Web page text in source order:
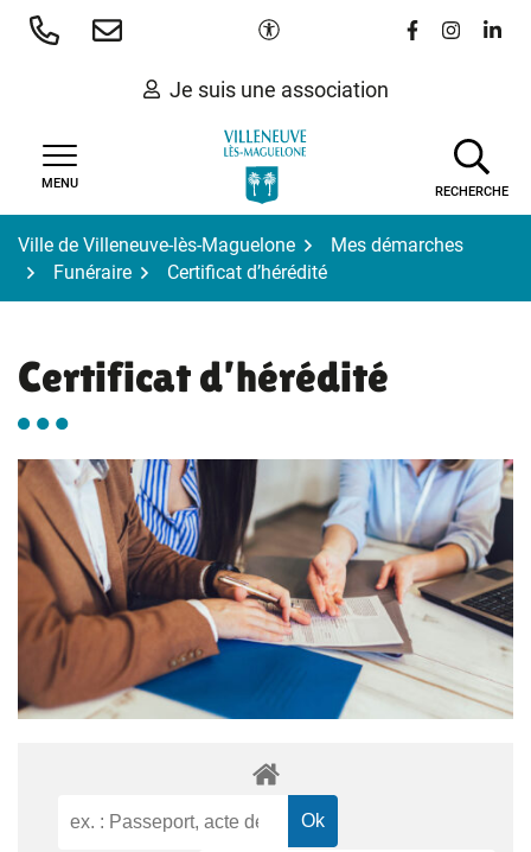
Aller
Paramètres d'accessibilité
Lien vers le
Lien vers
Lien
Je suis une association
MENU
RECHERCHE
Ville de Villeneuve-lès-Maguelone
Mes démarches
Funéraire
Certificat d’hérédité
Certificat d’hérédité